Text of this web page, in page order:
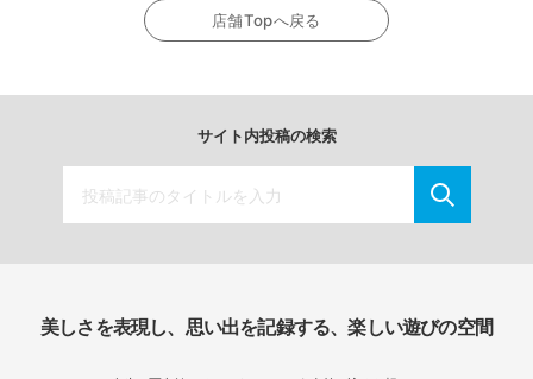
店舗Topへ戻る
サイト内投稿の検索
美しさを表現し、思い出を記録する、楽しい遊びの空間